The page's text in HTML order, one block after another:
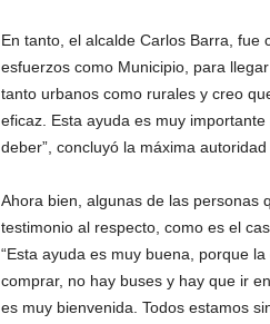
En tanto, el alcalde Carlos Barra, fue
esfuerzos como Municipio, para
tanto urbanos como rurales y creo
eficaz. Esta ayuda es muy
deber”, concluyó la máxima autoridad
Ahora bien, algunas de las personas
testimonio al respecto, como es el
“Esta ayuda es muy buena, porque
comprar, no hay buses y hay que ir
es muy bienvenida. Todos estamos